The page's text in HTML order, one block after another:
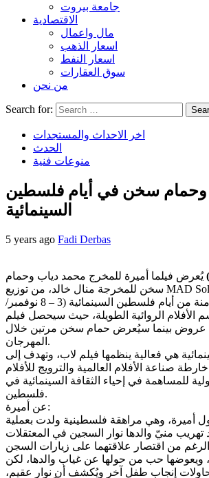
جامعة بيروت
الاقتصادية
مال واعمال
اسعار الذهب
اسعار النفط
سوق العقارات
من نحن
Search for:
اخر الاحداث والمستجدات
الحدث
منوعات فنية
سخن في أيام فلسطين
السينمائية
5 years ago Fadi Derbas
)يُعرض فيلما أميرة للمخرج محمد دياب وحمام
سخن للمخرجة منال خالد، من توزيع MAD Solutions، ضمن
فعاليات الدورة الثامنة من أيام فلسطين السينمائية (3 – 8 نوفمبر/
الأفلام الروائية الطويلة، حيث سيحصل فيلم
أميرة على 5 عروض بينما سيُعرض حمام سخن مرتين خلال
المهرجان.
هي فعالية ينظمها فيلم لاب، وتهدف إلى
صناعة الأفلام العالمية والترويج للأفلام
للمساهمة في إحياء الثقافة السينمائية في
فلسطين.
عن أميرة:
أميرة، وهي مراهقة فلسطينية ولدت بعملية
تهريب منيّ والدها نوار السجين في المعتقلات
الرغم من اقتصار علاقتهما على زيارات السجن
ويعوضها حب من حولها عن غياب والدها، لكن
إنجاب طفل آخر ويُكشف أن نوار عقيم،